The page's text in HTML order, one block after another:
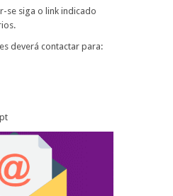
se siga o link indicado
deverá contactar para: